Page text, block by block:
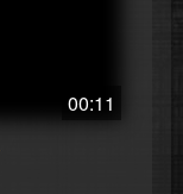
00:11